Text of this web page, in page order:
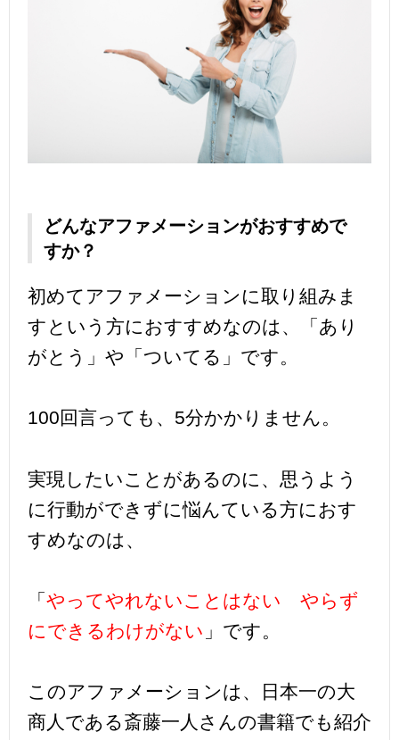
どんなアファメーションがおすすめで
すか？
初めてアファメーションに取り組みま
すという方におすすめなのは、「あり
がとう」や「ついてる」です。
100回言っても、5分かかりません。
実現したいことがあるのに、思うよう
に行動ができずに悩んている方におす
すめなのは、
「 やってやれないことはない やらず
にできるわけがない 」です。
このアファメーションは、日本一の大
商人である斎藤一人さんの書籍でも紹介